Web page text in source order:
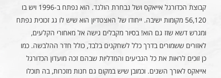
קבוצת הכדורגל אייאקס ושל נבחרת הולנד. הוא נפתח ב-1996 ויש בו
56,120 מקומות ישיבה. ייחודו של האצטדיון הוא שיש לו גג זכוכית נפתח
ומגרש דשא שזז גם הוא! בסיור מקבלים גישה אל מאחורי הקלעים,
לאזורים ששמורים בדרך כלל לשחקנים בלבד, כולל חדר ההלבשה. כמו
כן זוכים לראות את כל הגביעים והמדליות שבהם זכה מועדון הכדורגל
אייאקס לאורך השנים. וכמובן שיש במקום גם חנות מזכרות, בה תוכלו